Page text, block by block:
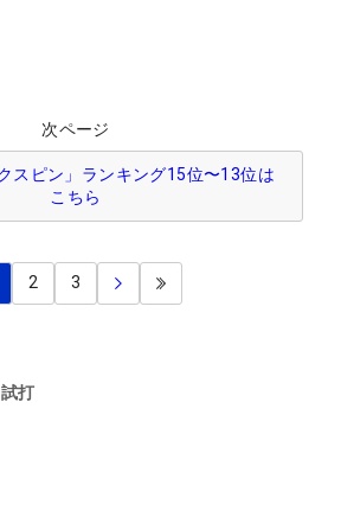
次ページ
スピン」ランキング15位〜13位は
こちら
2 3
打